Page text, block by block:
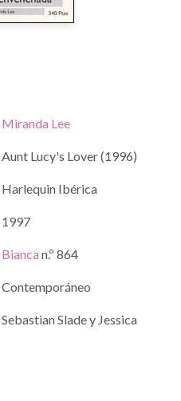
Miranda Lee
Aunt Lucy's Lover (1996)
Harlequin Ibérica
1997
Bianca n.º 864
Contemporáneo
Sebastian Slade y Jessica